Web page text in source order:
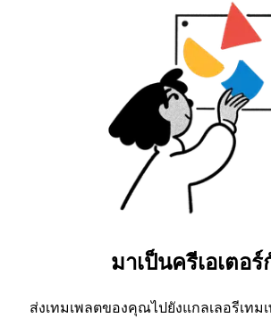
มาเป็นครีเอเตอ
ส่งเทมเพลตของคุณไปยังแกลเลอรีเทม